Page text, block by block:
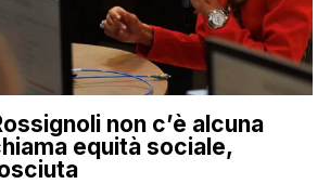
non c’è alcuna
equità sociale,